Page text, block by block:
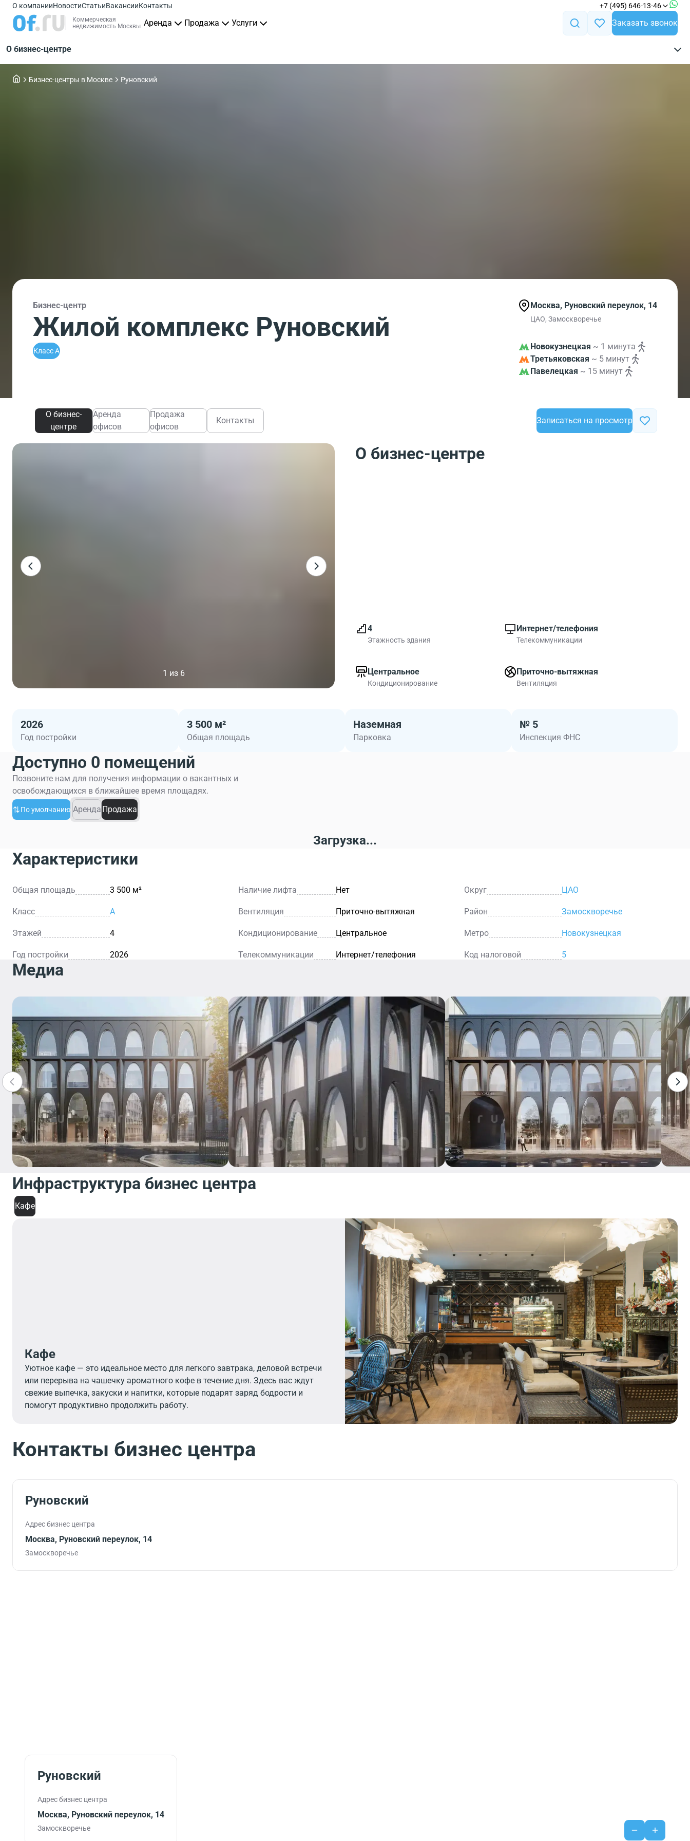
О компанииНовостиСтатьиВакансииКонтакты +7 (495) 646-13-46
Коммерческая
недвижимость Москвы Аренда Продажа Услуги Заказать звонок
О бизнес-центре
Бизнес-центры в Москве Руновский
Бизнес-центр
Жилой комплекс Руновский
Класс A
Москва, Руновский переулок, 14
ЦАО, Замоскворечье
Новокузнецкая ~ 1 минута
Третьяковская ~ 5 минут
Павелецкая ~ 15 минут
О бизнес-
центре
Аренда
офисов
Продажа
офисов
Контакты Записаться на просмотр
1 из 6
О бизнес-центре
4
Этажность здания
Интернет/телефония
Телекоммуникации
Центральное
Кондиционирование
Приточно-вытяжная
Вентиляция
2026
Год постройки
3 500 м²
Общая площадь
Наземная
Парковка
№ 5
Инспекция ФНС
Доступно 0 помещений
Позвоните нам для получения информации о вакантных и
освобождающихся в ближайшее время площадях.
По умолчанию Аренда Продажа
Загрузка...
Характеристики
Общая площадь 3 500 м² Наличие лифта Нет Округ ЦАО
Класс A Вентиляция Приточно-вытяжная Район Замоскворечье
Этажей 4 Кондиционирование Центральное Метро Новокузнецкая
Год постройки 2026 Телекоммуникации Интернет/телефония Код налоговой 5
Медиа
Инфраструктура бизнес центра
Кафе
Кафе
Уютное кафе — это идеальное место для легкого завтрака, деловой встречи
или перерыва на чашечку ароматного кофе в течение дня. Здесь вас ждут
свежие выпечка, закуски и напитки, которые подарят заряд бодрости и
помогут продуктивно продолжить работу.
Контакты бизнес центра
Руновский
Адрес бизнес центра
Москва, Руновский переулок, 14
Замоскворечье
Руновский
Адрес бизнес центра
Москва, Руновский переулок, 14
Замоскворечье